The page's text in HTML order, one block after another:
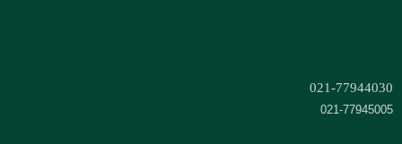
021-77944030
021-77945005